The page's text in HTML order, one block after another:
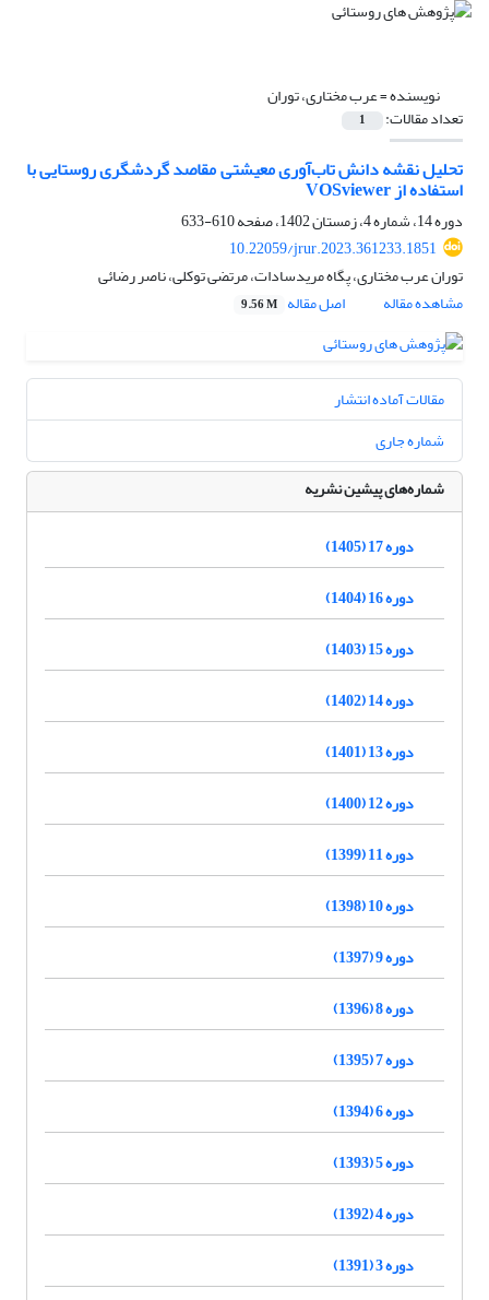
نویسنده =عرب مختاری، توران
تعداد مقالات: 1
تحلیل نقشه دانش تاب‌آوری معیشتی مقاصد گردشگری روستایی با
استفاده از VOSviewer
دوره 14، شماره 4، زمستان 1402، صفحه
610-633
10.22059/jrur.2023.361233.1851
توران عرب مختاری، پگاه مریدسادات، مرتضی توکلی، ناصر رضائی
مشاهده مقاله
اصل مقاله 9.56 M
مقالات آماده انتشار
شماره جاری
شماره‌های پیشین نشریه
دوره 17 (1405)
دوره 16 (1404)
دوره 15 (1403)
دوره 14 (1402)
دوره 13 (1401)
دوره 12 (1400)
دوره 11 (1399)
دوره 10 (1398)
دوره 9 (1397)
دوره 8 (1396)
دوره 7 (1395)
دوره 6 (1394)
دوره 5 (1393)
دوره 4 (1392)
دوره 3 (1391)